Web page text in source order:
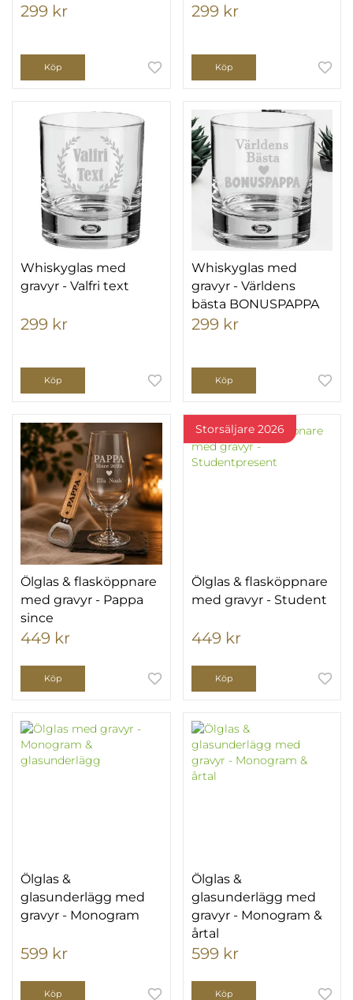
299 kr
Köp
299 kr
Köp
Whiskyglas med
gravyr - Valfri text
299 kr
Köp
Whiskyglas med
gravyr - Världens
bästa BONUSPAPPA
299 kr
Köp
Ölglas & flasköppnare
med gravyr - Pappa
since
449 kr
Köp
Storsäljare 2026
Ölglas & flasköppnare
med gravyr - Student
449 kr
Köp
Ölglas &
glasunderlägg med
gravyr - Monogram
599 kr
Köp
Ölglas &
glasunderlägg med
gravyr - Monogram &
årtal
599 kr
Köp